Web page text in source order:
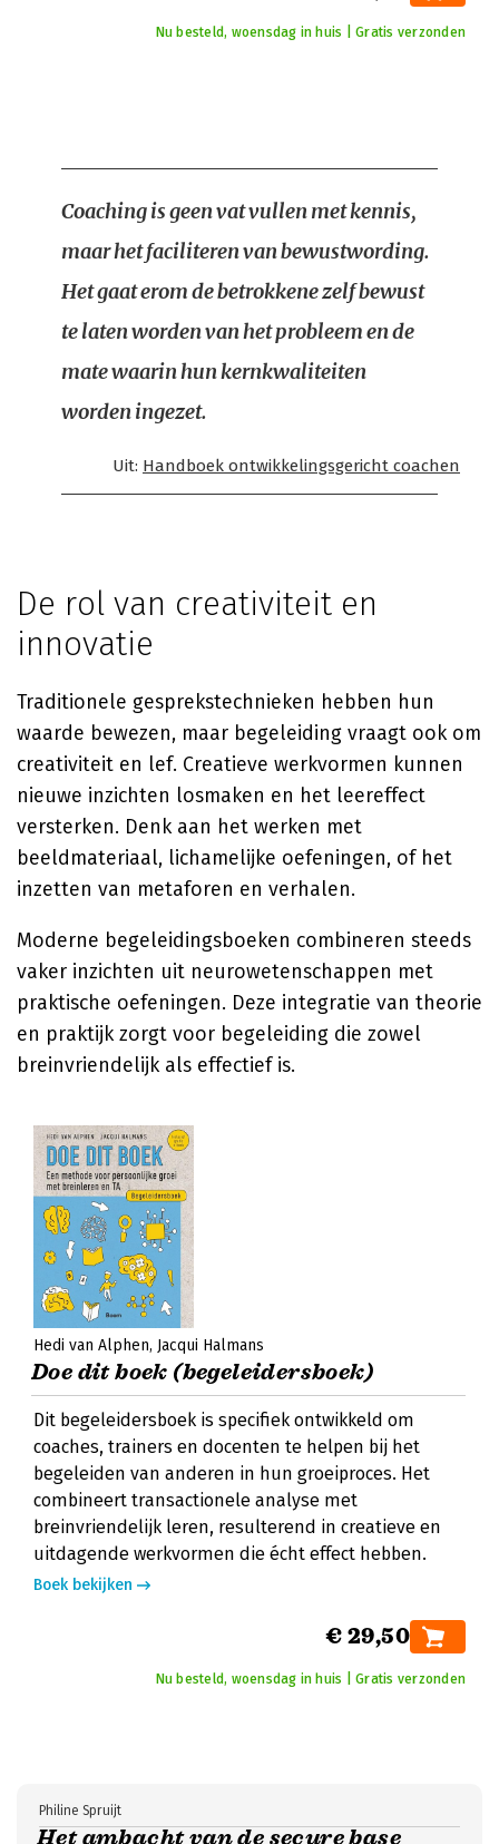
Nu besteld, woensdag in huis | Gratis verzonden
Coaching is geen vat vullen met kennis,
maar het faciliteren van bewustwording.
Het gaat erom de betrokkene zelf bewust
te laten worden van het probleem en de
mate waarin hun kernkwaliteiten
worden ingezet.
Uit: Handboek ontwikkelingsgericht coachen
De rol van creativiteit en
innovatie
Traditionele gesprekstechnieken hebben hun
waarde bewezen, maar begeleiding vraagt ook om
creativiteit en lef. Creatieve werkvormen kunnen
nieuwe inzichten losmaken en het leereffect
versterken. Denk aan het werken met
beeldmateriaal, lichamelijke oefeningen, of het
inzetten van metaforen en verhalen.
Moderne begeleidingsboeken combineren steeds
vaker inzichten uit neurowetenschappen met
praktische oefeningen. Deze integratie van theorie
en praktijk zorgt voor begeleiding die zowel
breinvriendelijk als effectief is.
Hedi van Alphen Jacqui Halmans
Doe dit boek (begeleidersboek)
Dit begeleidersboek is specifiek ontwikkeld om
coaches, trainers en docenten te helpen bij het
begeleiden van anderen in hun groeiproces. Het
combineert transactionele analyse met
breinvriendelijk leren, resulterend in creatieve en
uitdagende werkvormen die écht effect hebben.
Boek bekijken
€ 29,50
Nu besteld, woensdag in huis | Gratis verzonden
Het ambacht van de secure base
Philine Spruijt